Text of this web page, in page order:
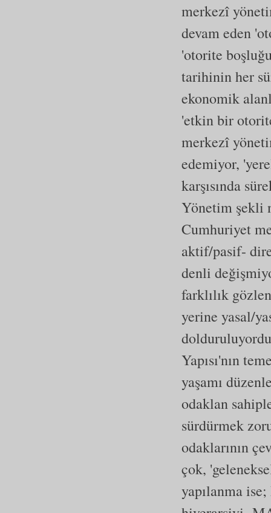
merkezî
devam eden
'otorite
tarihinin her
ekonomik
'etkin bir
merkezî
edemiyor,
karşısında
Yönetim şekli
Cumhuriyet
aktif/pasif-
denli
farklılık
yerine yasal/
Yapısı'nın
yaşamı
odaklan
sürdürmek
odaklarının
çok,
yapılanma